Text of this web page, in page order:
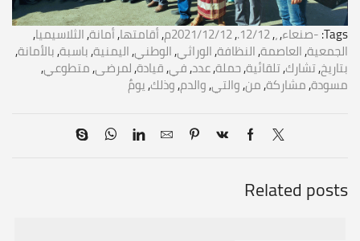
Tags: -صنعاء,،,
12/12.
,2021/12/12م ,أقامتها,أمانة,الثلاسيميا,
الجمعية,العاصمة,النظافة,الوراثي,الوطني,اليمنية,باسبة,بالأمانة,
بتاريخ,تشارك,تلقائية,حملة,عدد,في,قيادة,لمرضى,متطوعي,
مسودة,مشاركة,من,والتي,والدم,وذلك,يومٌ
Related posts